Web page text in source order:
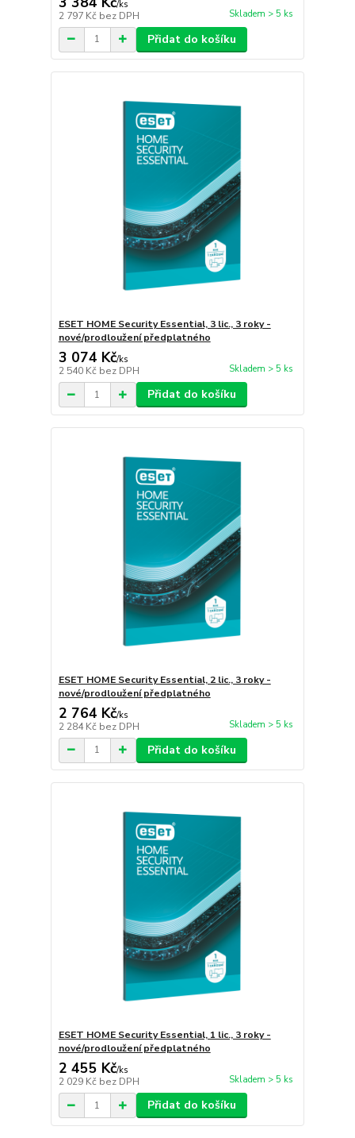
/ks
2 797 Kč bez DPH Skladem > 5 ks
Přidat do košíku
ESET HOME Security Essential, 3 lic., 3 roky -
nové/prodloužení předplatného
3 074 Kč/ks
2 540 Kč bez DPH Skladem > 5 ks
Přidat do košíku
ESET HOME Security Essential, 2 lic., 3 roky -
nové/prodloužení předplatného
2 764 Kč/ks
2 284 Kč bez DPH Skladem > 5 ks
Přidat do košíku
ESET HOME Security Essential, 1 lic., 3 roky -
nové/prodloužení předplatného
2 455 Kč/ks
2 029 Kč bez DPH Skladem > 5 ks
Přidat do košíku